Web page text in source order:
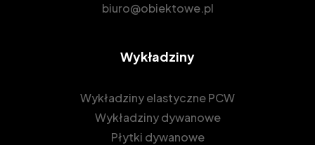
biuro@obiektowe.pl
Wykładziny
Wykładziny elastyczne PCW
Wykładziny dywanowe
Płytki dywanowe